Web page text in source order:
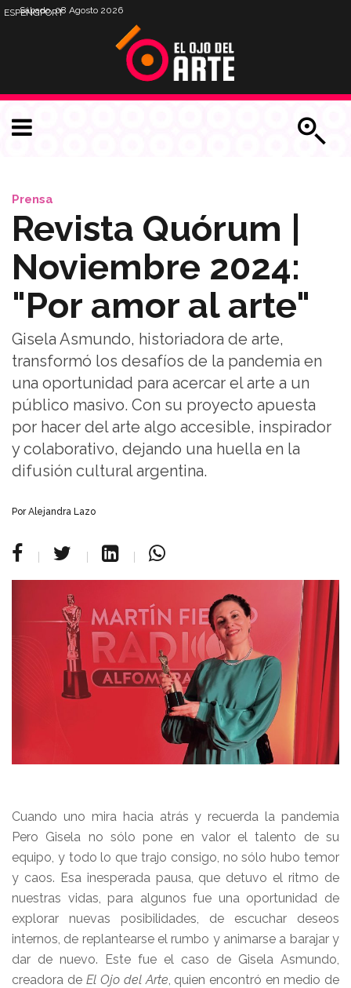
Sábado, 08 Agosto 2026
ESPENGPORT
Prensa
Revista Quórum |
Noviembre 2024:
"Por amor al arte"
Gisela Asmundo, historiadora de arte,
transformó los desafíos de la pandemia en
una oportunidad para acercar el arte a un
público masivo. Con su proyecto apuesta
por hacer del arte algo accesible, inspirador
y colaborativo, dejando una huella en la
difusión cultural argentina.
Por Alejandra Lazo
Cuando uno mira hacia atrás y recuerda la pandemia
Pero Gisela no sólo pone en valor el talento de su
equipo, y todo lo que trajo consigo, no sólo hubo temor
y caos. Esa inesperada pausa, que detuvo el ritmo de
nuestras vidas, para algunos fue una oportunidad de
explorar nuevas posibilidades, de escuchar deseos
internos, de replantearse el rumbo y animarse a barajar y
dar de nuevo. Este fue el caso de Gisela Asmundo,
creadora de El Ojo del Arte, quien encontró en medio de